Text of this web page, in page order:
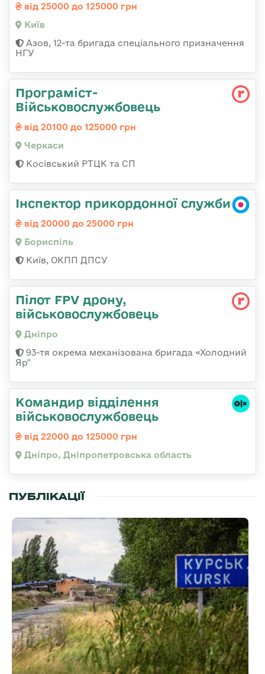
від 25000 до 125000 грн
Київ
Азов, 12-та бригада спеціального призначення
НГУ
Програміст-
Військовослужбовець
від 20100 до 125000 грн
Черкаси
Косівський РТЦК та СП
Інспектор прикордонної служби
від 20000 до 25000 грн
Бориспіль
Київ, ОКПП ДПСУ
Пілот FPV дрону,
військовослужбовець
Дніпро
93-тя окрема механізована бригада «Холодний
Яр"
Командир відділення
військовослужбовець
від 22000 до 125000 грн
Дніпро, Дніпропетровська область
ПУБЛІКАЦІЇ